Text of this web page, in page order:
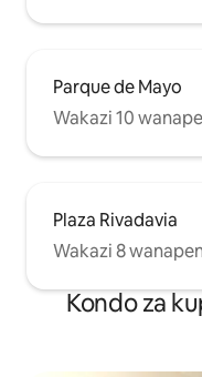
Parque de Mayo
Wakazi 10
Plaza Rivadavia
Wakazi 8
Kondo za